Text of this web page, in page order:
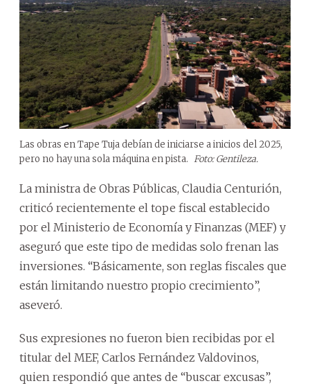
Las obras en Tape Tuja debían de iniciarse a inicios del 2025,
pero no hay una sola máquina en pista. Foto: Gentileza.
La ministra de Obras Públicas, Claudia Centurión,
criticó recientemente el tope fiscal establecido
por el Ministerio de Economía y Finanzas (MEF) y
aseguró que este tipo de medidas solo frenan las
inversiones. “Básicamente, son reglas fiscales que
están limitando nuestro propio crecimiento”,
aseveró.
Sus expresiones no fueron bien recibidas por el
titular del MEF, Carlos Fernández Valdovinos,
quien respondió que antes de “buscar excusas”,